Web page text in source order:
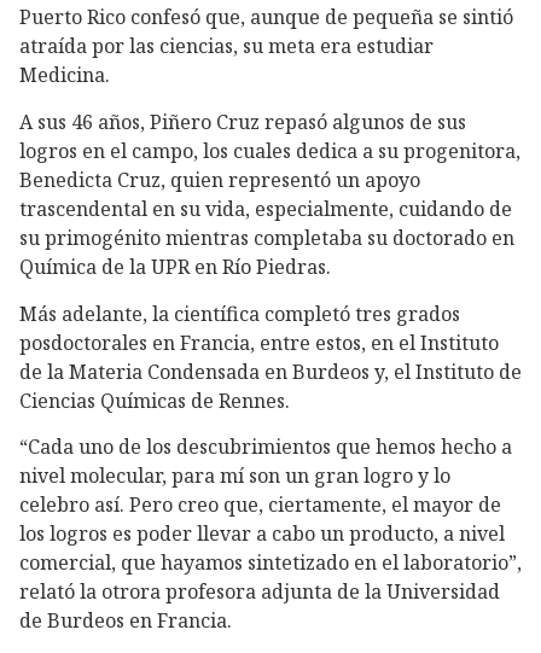
Puerto Rico confesó que, aunque de pequeña se sintió
atraída por las ciencias, su meta era estudiar
Medicina.
A sus 46 años, Piñero Cruz repasó algunos de sus
logros en el campo, los cuales dedica a su progenitora,
Benedicta Cruz, quien representó un apoyo
trascendental en su vida, especialmente, cuidando de
su primogénito mientras completaba su doctorado en
Química de la UPR en Río Piedras.
Más adelante, la científica completó tres grados
posdoctorales en Francia, entre estos, en el Instituto
de la Materia Condensada en Burdeos y, el Instituto de
Ciencias Químicas de Rennes.
“Cada uno de los descubrimientos que hemos hecho a
nivel molecular, para mí son un gran logro y lo
celebro así. Pero creo que, ciertamente, el mayor de
los logros es poder llevar a cabo un producto, a nivel
comercial, que hayamos sintetizado en el laboratorio”,
relató la otrora profesora adjunta de la Universidad
de Burdeos en Francia.